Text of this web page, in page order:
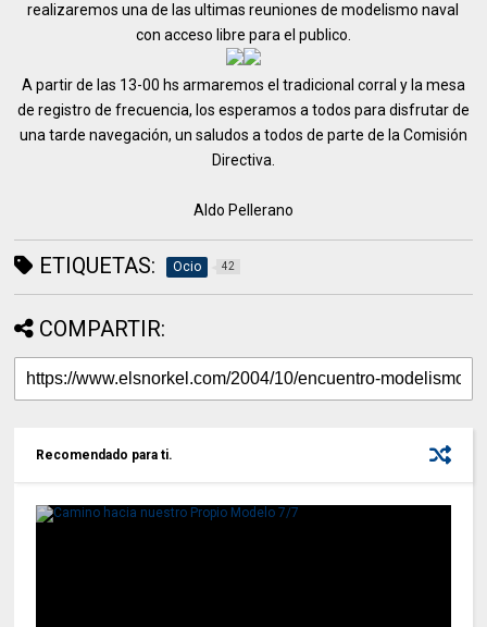
realizaremos una de las ultimas reuniones de modelismo naval
con acceso libre para el publico.
A partir de las 13-00 hs armaremos el tradicional corral y la mesa
de registro de frecuencia, los esperamos a todos para disfrutar de
una tarde navegación, un saludos a todos de parte de la Comisión
Directiva.
Aldo Pellerano
ETIQUETAS: Ocio 42
COMPARTIR:
Recomendado para ti.